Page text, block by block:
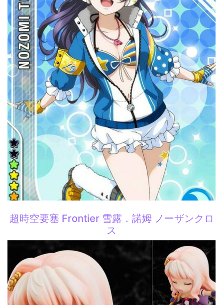
超時空要塞 Frontier 雪露．諾姆 ノーザンクロ
ス